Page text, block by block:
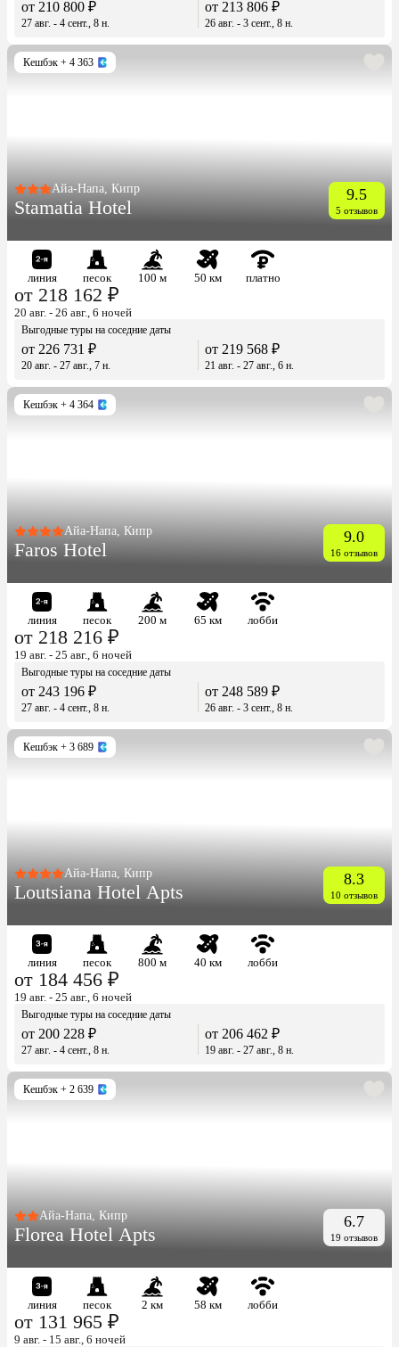
от 210 800 ₽
27 авг. - 4 сент., 8 н.
от 213 806 ₽
26 авг. - 3 сент., 8 н.
Кешбэк + 4 363
Айа-Напа, Кипр
Stamatia Hotel
9.5
5 отзывов
линия песок 100 м 50 км платно
от 218 162 ₽
20 авг. - 26 авг., 6 ночей
Выгодные туры на соседние даты
от 226 731 ₽
20 авг. - 27 авг., 7 н.
от 219 568 ₽
21 авг. - 27 авг., 6 н.
Кешбэк + 4 364
Айа-Напа, Кипр
Faros Hotel
9.0
16 отзывов
линия песок 200 м 65 км лобби
от 218 216 ₽
19 авг. - 25 авг., 6 ночей
Выгодные туры на соседние даты
от 243 196 ₽
27 авг. - 4 сент., 8 н.
от 248 589 ₽
26 авг. - 3 сент., 8 н.
Кешбэк + 3 689
Айа-Напа, Кипр
Loutsiana Hotel Apts
8.3
10 отзывов
линия песок 800 м 40 км лобби
от 184 456 ₽
19 авг. - 25 авг., 6 ночей
Выгодные туры на соседние даты
от 200 228 ₽
27 авг. - 4 сент., 8 н.
от 206 462 ₽
19 авг. - 27 авг., 8 н.
Кешбэк + 2 639
Айа-Напа, Кипр
Florea Hotel Apts
6.7
19 отзывов
линия песок 2 км 58 км лобби
от 131 965 ₽
9 авг. - 15 авг., 6 ночей